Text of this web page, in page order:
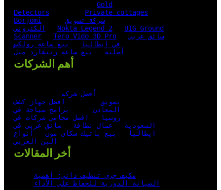
Gold
Detectors
Private cottages
Borjomi
شركة تسويق
الكتروني
Nokta Legend 2
UIG Ground
Scanner
Tero Vido 3D Pro
سائق عربي
في إيطاليا
بيع ساعة رولكس
أصلية
بيع ساعة ريتشارد ميل
أهم الشركات
أفضل شركة
تسويق
افضل جهاز كشف
المعادن
برامج سياحة في
روسيا
افضل محامي شركات في
السعودية
عمال نظافة
سائق عربي في
ايطاليا
بيع باتيك سكاي مون
أنواع
البن العربي
أخر المقالات
مكيف جري تنظيف ذاتي: أهمية
الصيانة الدورية للحفاظ على الأداء